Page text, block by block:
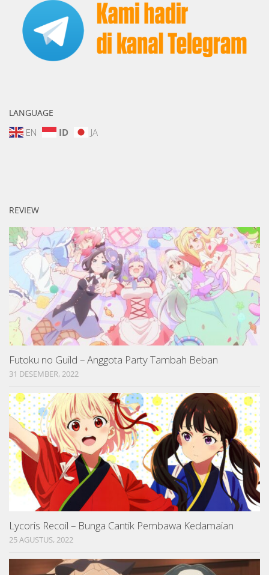
LANGUAGE
EN ID JA
REVIEW
Futoku no Guild – Anggota Party Tambah Beban
31 DESEMBER, 2022
Lycoris Recoil – Bunga Cantik Pembawa Kedamaian
25 AGUSTUS, 2022